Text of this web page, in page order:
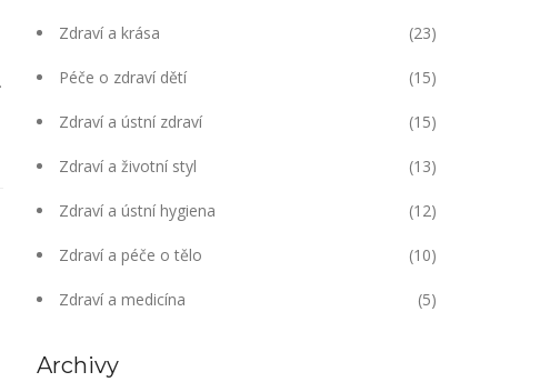
Zdraví a krása (23)
Péče o zdraví dětí (15)
Zdraví a ústní zdraví (15)
Zdraví a životní styl (13)
Zdraví a ústní hygiena (12)
Zdraví a péče o tělo (10)
Zdraví a medicína (5)
Archivy